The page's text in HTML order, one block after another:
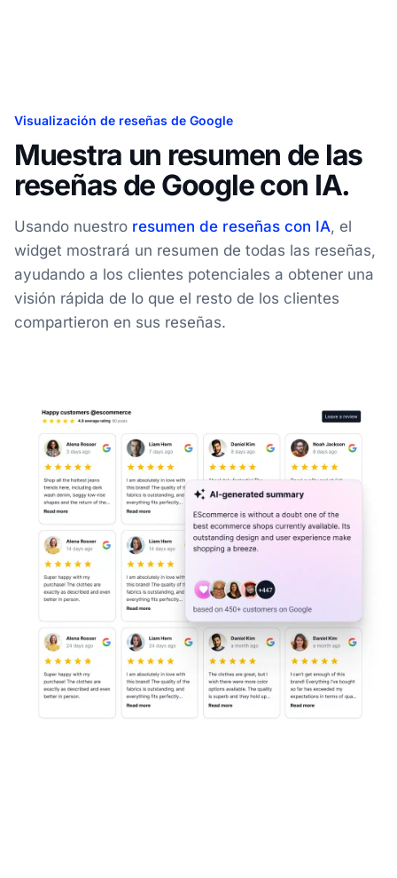
Visualización de reseñas de Google
Muestra un resumen de las
reseñas de Google con IA.
Usando nuestro resumen de reseñas con IA, el
widget mostrará un resumen de todas las reseñas,
ayudando a los clientes potenciales a obtener una
visión rápida de lo que el resto de los clientes
compartieron en sus reseñas.